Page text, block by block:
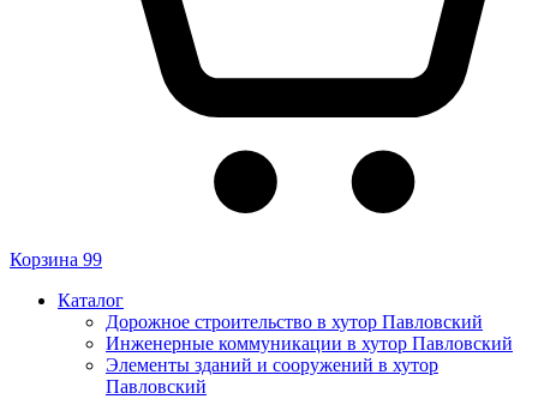
Корзина 99
Каталог
Дорожное строительство в хутор Павловский
Инженерные коммуникации в хутор Павловский
Элементы зданий и сооружений в хутор
Павловский